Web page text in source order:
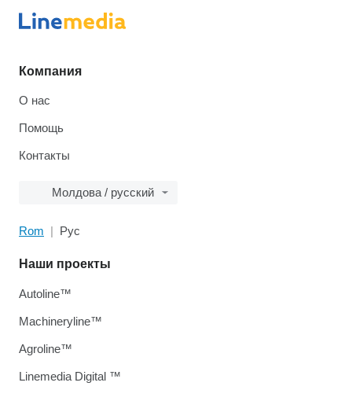
Компания
О нас
Помощь
Контакты
Молдова / русский
Rom Рус
Наши проекты
Autoline™
Machineryline™
Agroline™
Linemedia Digital ™